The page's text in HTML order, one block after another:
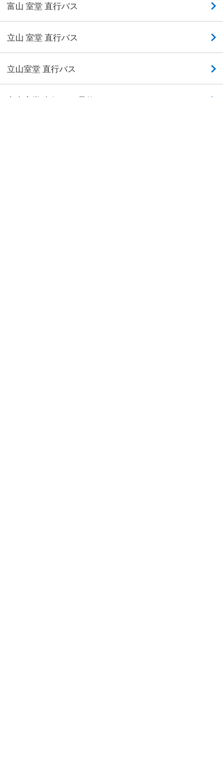
富山 室堂 直行バス
立山 室堂 直行バス
立山室堂 直行バス
立山室堂 直行バス 予約